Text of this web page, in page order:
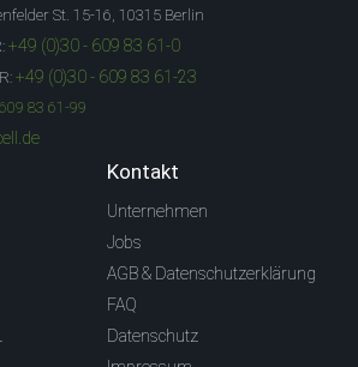
St. 15-16, 10315 Berlin
+49 (0)30 - 609 83 61-0
+49 (0)30 - 609 83 61-23
83 61-99
Kontakt
Unternehmen
Jobs
AGB & Datenschutzerklärung
FAQ
Datenschutz